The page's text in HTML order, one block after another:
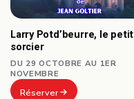
Larry Potd’beurre, le petit
sorcier
DU 29 OCTOBRE AU 1ER
NOVEMBRE
Réserver